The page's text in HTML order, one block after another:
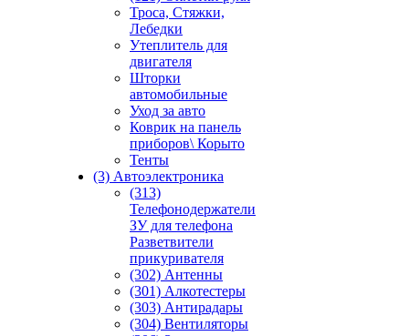
Троса, Стяжки,
Лебедки
Утеплитель для
двигателя
Шторки
автомобильные
Уход за авто
Коврик на панель
приборов\ Корыто
Тенты
(3) Автоэлектроника
(313)
Телефонодержатели
ЗУ для телефона
Разветвители
прикуривателя
(302) Антенны
(301) Алкотестеры
(303) Антирадары
(304) Вентиляторы